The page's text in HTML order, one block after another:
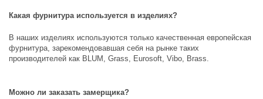
Какая фурнитура используется в изделиях?
В наших изделиях используются только качественная европейская
фурнитура, зарекомендовавшая себя на рынке таких
производителей как BLUM, Grass, Eurosoft, Vibo, Brass
Можно ли заказать замерщика?